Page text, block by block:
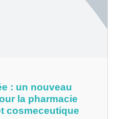
: un nouveau
la pharmacie
cosmeceutique